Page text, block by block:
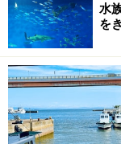
同じシーンを撮
よって撮れる写
サンプルの写真
水
を